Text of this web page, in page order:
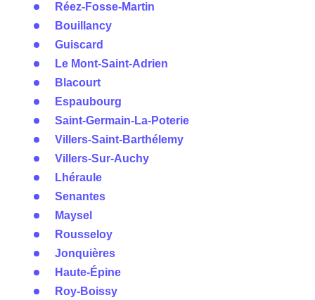
Réez-Fosse-Martin
Bouillancy
Guiscard
Le Mont-Saint-Adrien
Blacourt
Espaubourg
Saint-Germain-La-Poterie
Villers-Saint-Barthélemy
Villers-Sur-Auchy
Lhéraule
Senantes
Maysel
Rousseloy
Jonquières
Haute-Épine
Roy-Boissy